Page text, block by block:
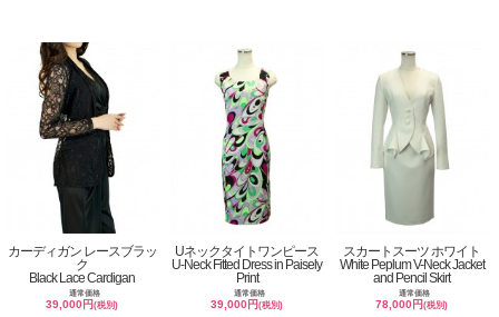
カーディガン レースブラッ
ク
Black Lace Cardigan
通常価格
39,000円(税別)
Uネックタイトワンピース
U-Neck Fitted Dress in Paisely
Print
通常価格
39,000円(税別)
スカートスーツ ホワイト
White Peplum V-Neck Jacket
and Pencil Skirt
通常価格
78,000円(税別)